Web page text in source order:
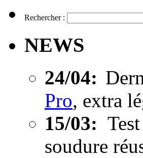
Rechercher :
NEWS
24/04:
Pro, extra
15/03:
soudure